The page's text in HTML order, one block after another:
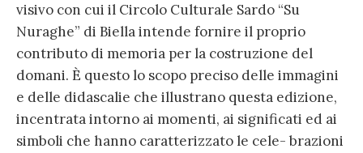
visivo con cui il Circolo Culturale Sardo “Su
Nuraghe” di Biella intende fornire il proprio
contributo di memoria per la costruzione del
domani. È questo lo scopo preciso delle immagini
e delle didascalie che illustrano questa edizione,
incentrata intorno ai momenti, ai significati ed ai
simboli che hanno caratterizzato le cele- brazioni